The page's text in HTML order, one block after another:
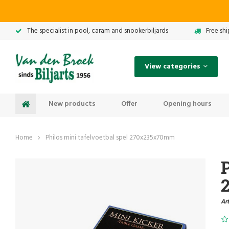
The specialist in pool, caram and snookerbiljards Free
View categories
New products Offer Opening hours
Home Philos mini tafelvoetbal spel 270x235x70mm